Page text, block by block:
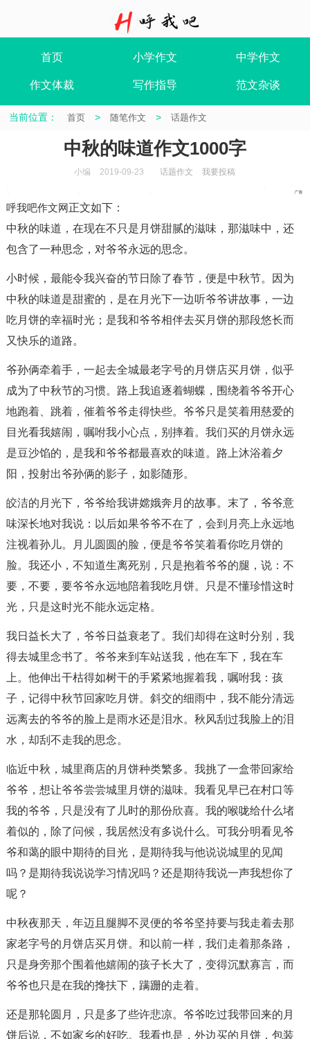
首页 小学作文 中学作文
作文体裁 写作指导 范文杂谈
当前位置： 首页 > 随笔作文 > 话题作文
中秋的味道作文1000字
小编 2019-09-23 话题作文 我要投稿
呼我吧作文网正文如下：
中秋的味道，在现在不只是月饼甜腻的滋味，那滋味中，还
包含了一种思念，对爷爷永远的思念。
小时候，最能令我兴奋的节日除了春节，便是中秋节。因为
中秋的味道是甜蜜的，是在月光下一边听爷爷讲故事，一边
吃月饼的幸福时光；是我和爷爷相伴去买月饼的那段悠长而
又快乐的道路。
爷孙俩牵着手，一起去全城最老字号的月饼店买月饼，似乎
成为了中秋节的习惯。路上我追逐着蝴蝶，围绕着爷爷开心
地跑着、跳着，催着爷爷走得快些。爷爷只是笑着用慈爱的
目光看我嬉闹，嘱咐我小心点，别摔着。我们买的月饼永远
是豆沙馅的，是我和爷爷都最喜欢的味道。路上沐浴着夕
阳，投射出爷孙俩的影子，如影随形。
皎洁的月光下，爷爷给我讲嫦娥奔月的故事。末了，爷爷意
味深长地对我说：以后如果爷爷不在了，会到月亮上永远地
注视着孙儿。月儿圆圆的脸，便是爷爷笑着看你吃月饼的
脸。我还小，不知道生离死别，只是抱着爷爷的腿，说：不
要，不要，要爷爷永远地陪着我吃月饼。只是不懂珍惜这时
光，只是这时光不能永远定格。
我日益长大了，爷爷日益衰老了。我们却得在这时分别，我
得去城里念书了。爷爷来到车站送我，他在车下，我在车
上。他伸出干枯得如树干的手紧紧地握着我，嘱咐我：孩
子，记得中秋节回家吃月饼。斜交的细雨中，我不能分清远
远离去的爷爷的脸上是雨水还是泪水。秋风刮过我脸上的泪
水，却刮不走我的思念。
临近中秋，城里商店的月饼种类繁多。我挑了一盒带回家给
爷爷，想让爷爷尝尝城里月饼的滋味。我看见早已在村口等
我的爷爷，只是没有了儿时的那份欣喜。我的喉咙给什么堵
着似的，除了问候，我居然没有多说什么。可我分明看见爷
爷和蔼的眼中期待的目光，是期待我与他说说城里的见闻
吗？是期待我说说学习情况吗？还是期待我说一声我想你了
呢？
中秋夜那天，年迈且腿脚不灵便的爷爷坚持要与我走着去那
家老字号的月饼店买月饼。和以前一样，我们走着那条路，
只是身旁那个围着他嬉闹的孩子长大了，变得沉默寡言，而
爷爷也只是在我的搀扶下，蹒跚的走着。
还是那轮圆月，只是多了些许悲凉。爷爷吃过我带回来的月
饼后说，不如家乡的好吃。我看也是，外边买的月饼，包装